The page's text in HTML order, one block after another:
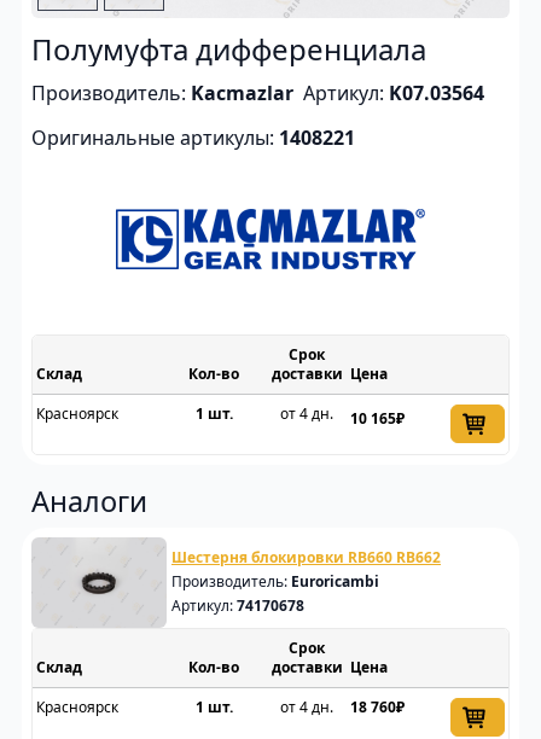
Полумуфта дифференциала
Производитель: Kacmazlar Артикул: K07.03564
Оригинальные артикулы: 1408221
Склад
Срок
доставки Цена
Красноярск
1 шт. от 4 дн. 10 165₽
Аналоги
Шестерня блокировки RB660 RB662
Производитель: Euroricambi
Артикул:74170678
Склад
Срок
доставки Цена
Красноярск
1 шт. от 4 дн. 18 760₽